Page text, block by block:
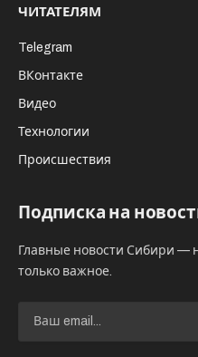
ЧИТАТЕЛЯМ
Telegram
ВКонтакте
Видео
Технологии
Происшествия
Подписка на
Главные новости Сибири —
только важное.